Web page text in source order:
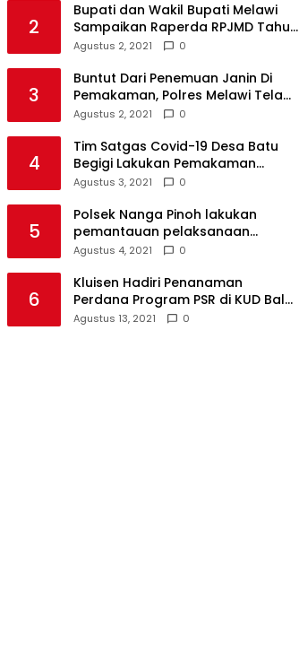
2
Bupati dan Wakil Bupati Melawi
Sampaikan Raperda RPJMD Tahun
2021-2026 ke DPRD
Agustus 2, 2021 0
3
Buntut Dari Penemuan Janin Di
Pemakaman, Polres Melawi Telah
Tetapkan 4 Tersangka
Agustus 2, 2021 0
4
Tim Satgas Covid-19 Desa Batu
Begigi Lakukan Pemakaman
Pasien Covid-19 Sesuai Prokes
Agustus 3, 2021 0
5
Polsek Nanga Pinoh lakukan
pemantauan pelaksanaan
vaksinasi covid-19 tahap 2
Agustus 4, 2021 0
6
Kluisen Hadiri Penanaman
Perdana Program PSR di KUD Bale
Yotro Beloyan
Agustus 13, 2021 0